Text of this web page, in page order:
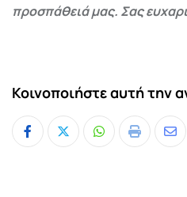
προσπάθειά μας. Σας
Κοινοποιήστε αυτή την
Whatsapp
Print